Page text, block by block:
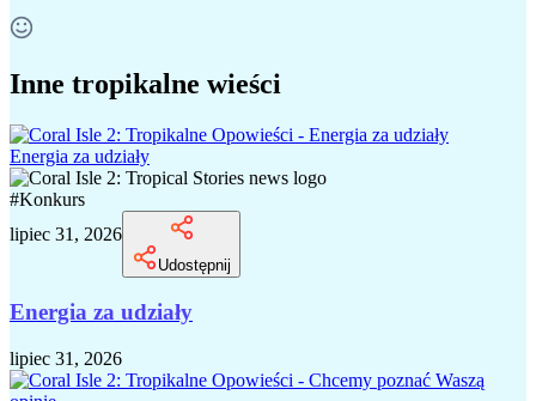
Inne tropikalne wieści
Energia za udziały
#Konkurs
lipiec 31, 2026
Udostępnij
Energia za udziały
lipiec 31, 2026